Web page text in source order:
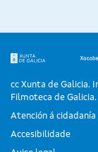
cc Xunta de Galicia.
Filmoteca de Galicia.
Atención á cidadanía
Accesibilidade